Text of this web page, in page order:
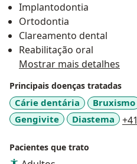
Implantodontia
Ortodontia
Clareamento dental
Reabilitação oral
Mostrar mais detalhes
Principais doenças tratadas
Cárie dentária Bruxismo
Gengivite
Diastema +41
Pacientes que trato